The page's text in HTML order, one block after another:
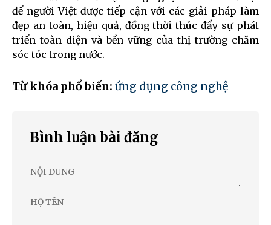
để người Việt được tiếp cận với các giải pháp làm
đẹp an toàn, hiệu quả, đồng thời thúc đẩy sự phát
triển toàn diện và bền vững của thị trường chăm
sóc tóc trong nước.
Từ khóa phổ biến: ứng dụng công nghệ
Bình luận bài đăng